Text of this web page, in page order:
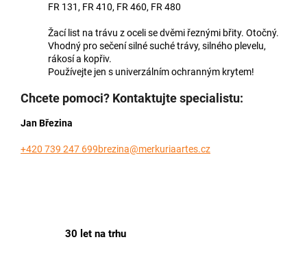
30 let na trhu
FR 131, FR 410, FR 460, FR 480
Žací list na trávu z oceli se dvěmi řeznými břity. Otočný.
Vhodný pro sečení silné suché trávy, silného plevelu,
rákosí a kopřiv.
Používejte jen s univerzálním ochranným krytem!
Chcete pomoci? Kontaktujte specialistu:
Jan Březina
+420 739 247 699brezina@merkuriaartes.cz